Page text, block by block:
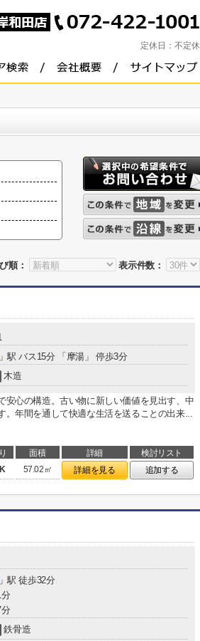
定休日： 不定休
順：
表示件数：
駅 バス15分 「摩湯」 停歩3分
木造
安心の構造。古い物に新しい価値を見出す、中
。年間を通して快適な生活を送ることの出来...
面積 詳細
検討リスト
57.02㎡ 詳細を見る 追加する
駅 徒歩32分
鉄骨造